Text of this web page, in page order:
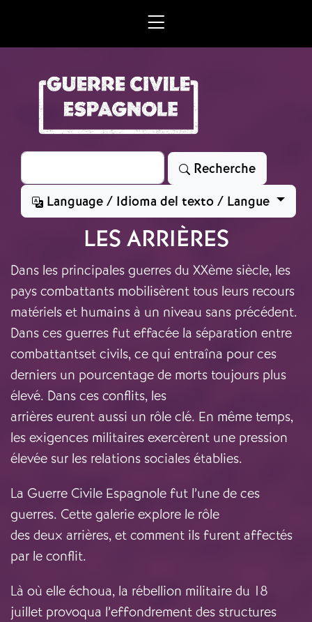
Rechercher
Recherche
Language / Idioma del texto / Langue
LES ARRIÈRES
Dans les principales guerres du XXème siècle, les
pays combattants mobilisèrent tous leurs recours
matériels et humains à un niveau sans précédent.
Dans ces guerres fut effacée la séparation entre
combattantset civils, ce qui entraîna pour ces
derniers un pourcentage de morts toujours plus
élevé. Dans ces conflits, les
arrières eurent aussi un rôle clé. En même temps,
les exigences militaires exercèrent une pression
élevée sur les relations sociales établies.
La Guerre Civile Espagnole fut l’une de ces
guerres. Cette galerie explore le rôle
des deux arrières, et comment ils furent affectés
par le conflit.
Là où elle échoua, la rébellion militaire du 18
juillet provoqua l’effondrement des structures